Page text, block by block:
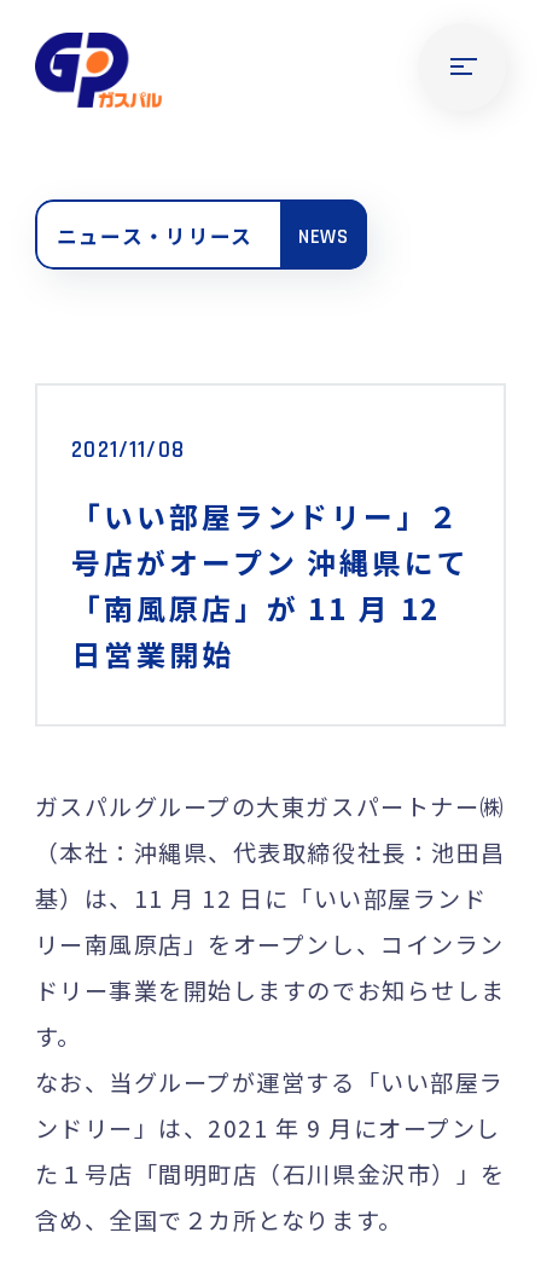
ニュース・リリース NEWS
2021/11/08
「いい部屋ランドリー」２
号店がオープン 沖縄県にて
「南風原店」が 11 月 12
日営業開始
ガスパルグループの大東ガスパートナー㈱
（本社：沖縄県、代表取締役社長：池田昌
基）は、11 月 12 日に「いい部屋ランド
リー南風原店」をオープンし、コインラン
ドリー事業を開始しますのでお知らせしま
す。
なお、当グループが運営する「いい部屋ラ
ンドリー」は、2021 年 9 月にオープンし
た１号店「間明町店（石川県金沢市）」を
含め、全国で２カ所となります。